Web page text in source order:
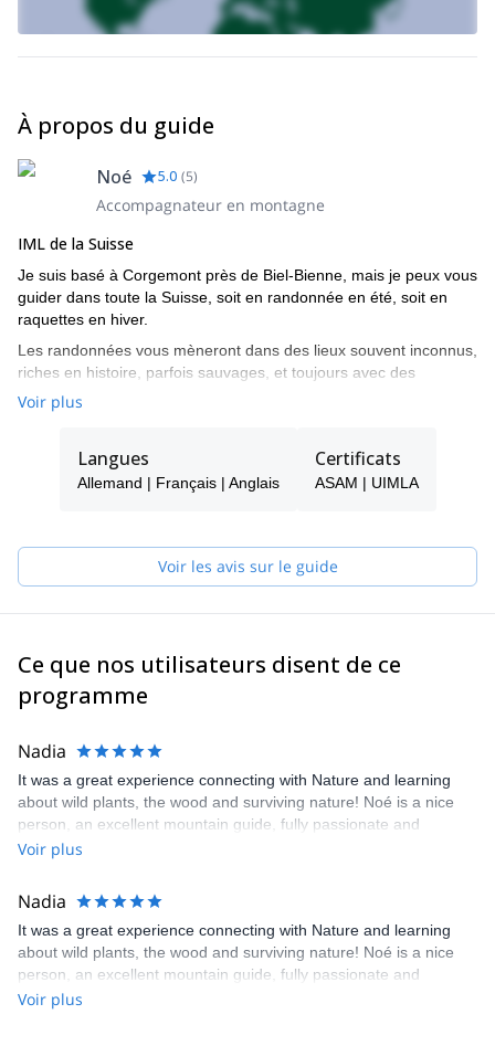
À propos du guide
Noé 5.0 (5)
Accompagnateur en montagne
IML de la Suisse
Je suis basé à Corgemont près de Biel-Bienne, mais je peux vous
guider dans toute la Suisse, soit en randonnée en été, soit en
raquettes en hiver.
Les randonnées vous mèneront dans des lieux souvent inconnus,
riches en histoire, parfois sauvages, et toujours avec des
ambiances et des paysages à couper le souffle.
Consultez donc mes programmes et contactez-moi si vous
Voir plus
Langues
Allemand | Français | Anglais
Certificats
ASAM | UIMLA
Voir les avis sur le guide
Ce que nos utilisateurs disent de ce
programme
Nadia
It was a great experience connecting with Nature and learning
about wild plants, the wood and surviving nature! Noé is a nice
person, an excellent mountain guide, fully passionate and
experienced for his work. Highly recommend the experience with
Voir plus
Nadia
It was a great experience connecting with Nature and learning
about wild plants, the wood and surviving nature! Noé is a nice
person, an excellent mountain guide, fully passionate and
experienced for his work. Highly recommend the experience with
Voir plus